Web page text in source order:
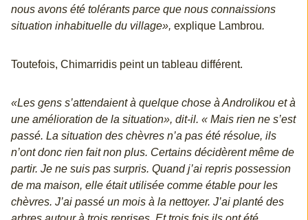
nous avons été tolérants parce que nous connaissions
situation inhabituelle du village», explique Lambrou.
Toutefois, Chimarridis peint un tableau différent.
«Les gens s’attendaient à quelque chose à Androlikou et à
une amélioration de la situation», dit-il. « Mais rien ne s’est
passé. La situation des chèvres n’a pas été résolue, ils
n’ont donc rien fait non plus. Certains décidèrent même de
partir. Je ne suis pas surpris. Quand j’ai repris possession
de ma maison, elle était utilisée comme étable pour les
chèvres. J’ai passé un mois à la nettoyer. J’ai planté des